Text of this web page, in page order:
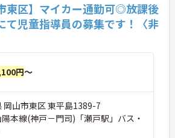
東区】マイカー通勤可◎放課後
て児童指導員の募集です！〈非
円～
岡山市東区 東平島1389-7
陽本線(神戸－門司)「瀬戸駅」バス・